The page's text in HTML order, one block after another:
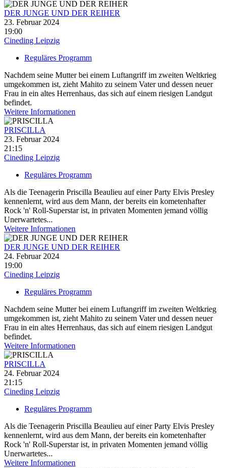
DER JUNGE UND DER REIHER
23. Februar 2024
19:00
Cineding Leipzig
Reguläres Programm
Nachdem seine Mutter bei einem Luftangriff im zweiten Weltkrieg
umgekommen ist, zieht Mahito zu seinem Vater und dessen neuer
Frau in ein altes Herrenhaus, das sich auf einem riesigen Landgut
befindet.
Weitere Informationen
PRISCILLA
23. Februar 2024
21:15
Cineding Leipzig
Reguläres Programm
Als die Teenagerin Priscilla Beaulieu auf einer Party Elvis Presley
kennenlernt, wird aus dem Mann, der bereits ein kometenhafter
Rock 'n' Roll-Superstar ist, in privaten Momenten jemand völlig
Unerwartetes...
Weitere Informationen
DER JUNGE UND DER REIHER
24. Februar 2024
19:00
Cineding Leipzig
Reguläres Programm
Nachdem seine Mutter bei einem Luftangriff im zweiten Weltkrieg
umgekommen ist, zieht Mahito zu seinem Vater und dessen neuer
Frau in ein altes Herrenhaus, das sich auf einem riesigen Landgut
befindet.
Weitere Informationen
PRISCILLA
24. Februar 2024
21:15
Cineding Leipzig
Reguläres Programm
Als die Teenagerin Priscilla Beaulieu auf einer Party Elvis Presley
kennenlernt, wird aus dem Mann, der bereits ein kometenhafter
Rock 'n' Roll-Superstar ist, in privaten Momenten jemand völlig
Unerwartetes...
Weitere Informationen